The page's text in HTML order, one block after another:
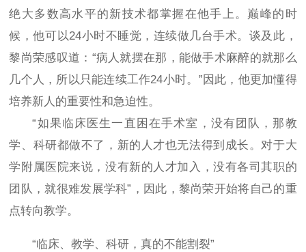
绝大多数高水平的新技术都掌握在他手上。巅峰的时
候，他可以24小时不睡觉，连续做几台手术。谈及此，
黎尚荣感叹道：“病人就摆在那，能做手术麻醉的就那么
几个人，所以只能连续工作24小时。”因此，他更加懂得
培养新人的重要性和急迫性。
“如果临床医生一直困在手术室，没有团队，那教
学、科研都做不了，新的人才也无法得到成长。对于大
学附属医院来说，没有新的人才加入，没有各司其职的
团队，就很难发展学科”，因此，黎尚荣开始将自己的重
点转向教学。
“临床、教学、科研，真的不能割裂”